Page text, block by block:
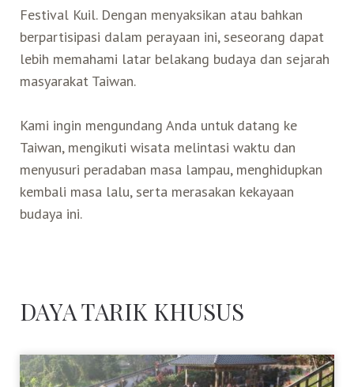
Festival Kuil. Dengan menyaksikan atau bahkan
berpartisipasi dalam perayaan ini, seseorang dapat
lebih memahami latar belakang budaya dan sejarah
masyarakat Taiwan.
Kami ingin mengundang Anda untuk datang ke
Taiwan, mengikuti wisata melintasi waktu dan
menyusuri peradaban masa lampau, menghidupkan
kembali masa lalu, serta merasakan kekayaan
budaya ini.
DAYA TARIK KHUSUS